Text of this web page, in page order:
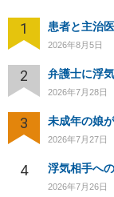
1 患者と主治
2026年8月5日
2 弁護士に浮
2026年7月28日
3
2026年7月27日
4 浮気相手へ
2026年7月26日